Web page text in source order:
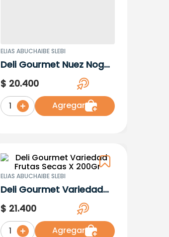
ELIAS ABUCHAIBE SLEBI
Deli Gourmet Nuez Nogal
X 200 Gr
$ 20.400
1 Agregar
ELIAS ABUCHAIBE SLEBI
Deli Gourmet Variedad
Frutas Secas X 200Gr
$ 21.400
1 Agregar